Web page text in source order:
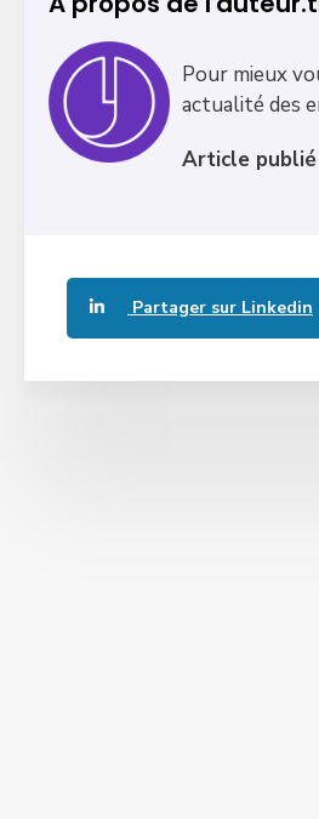
Pour mieux
actualité des
Article publié
Partager sur Linkedin